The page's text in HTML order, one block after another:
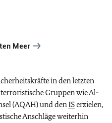
Meer
in den letzten
Gruppen wie Al-
(AQAH) und denISerzielen,
Anschläge weiterhin